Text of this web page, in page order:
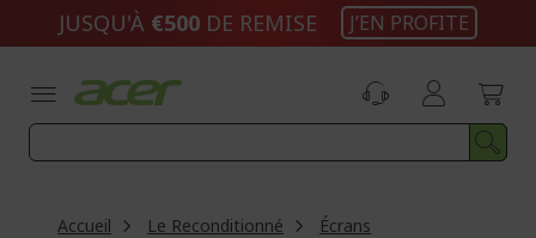
JUSQU'À €500 DE REMISE J’EN PROFITE
Accueil Le Reconditionné Écrans